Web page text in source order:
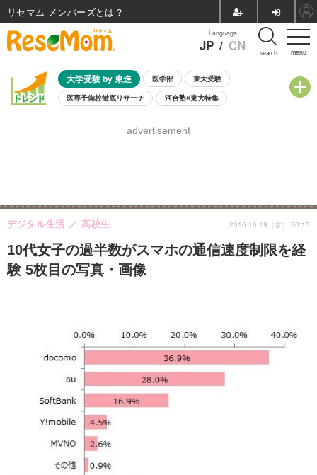
menu
Language
JP / CN search
大学受験 by 東進 医学部 東大受験
医専予備校徹底リサーチ 河合塾×東大特集
8月開催学校説明会・相談会
advertisement
10代女子の過半数がスマホの通信速度制限を経
験 5枚目の写真・画像
デジタル生活 高校生 2016.10.19（水） 20:15
リセマム メンバーズ